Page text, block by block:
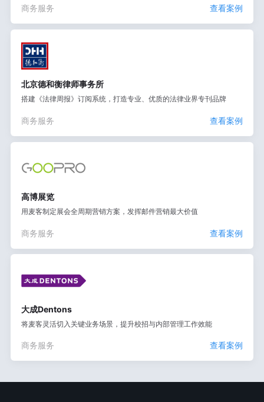
商务服务 查看案例
北京德和衡律师事务所
搭建《法律周报》订阅系统，打造专业、优质的法律业界专刊品牌
商务服务 查看案例
高博展览
用麦客制定展会全周期营销方案，发挥邮件营销最大价值
商务服务 查看案例
大成Dentons
将麦客灵活切入关键业务场景，提升校招与内部管理工作效能
商务服务 查看案例